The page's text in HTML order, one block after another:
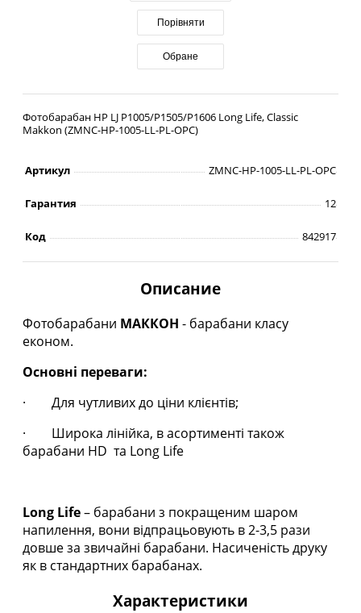
Порівняти
Обране
Фотобарабан HP LJ P1005/P1505/P1606 Long Life, Classic
Makkon (ZMNC-HP-1005-LL-PL-OPC)
Артикул ZMNC-HP-1005-LL-PL-OPC
Гарантия 12
Код 842917
Описание
Фотобарабани МАККОН - барабани класу
економ.
Основні переваги:
· Для чутливих до ціни клієнтів;
· Широка лінійка, в асортименті також
барабани HD та Long Life
Long Life– барабани з покращеним шаром
напилення, вони відпрацьовують в 2-3,5 рази
довше за звичайні барабани. Насиченість друку
як в стандартних барабанах.
Характеристики